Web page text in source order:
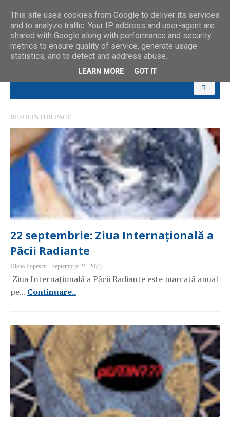
RESULTS FOR PACE
22 septembrie: Ziua Internațională a
Păcii Radiante
Diana Popescu septembrie 21, 2023
Ziua Internațională a Păcii Radiante este marcată anual
pe... Continuare..
This site uses cookies from Google to deliver its services
and to analyze traffic. Your IP address and user-agent are
shared with Google along with performance and security
metrics to ensure quality of service, generate usage
statistics, and to detect and address abuse.
LEARN MORE GOT IT